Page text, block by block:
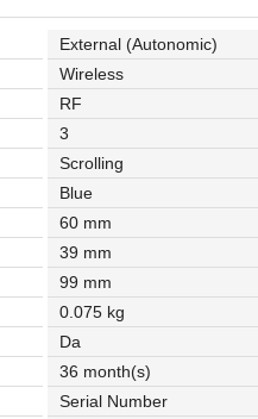
External (Autonomic)
Wireless
RF
3
Scrolling
Blue
60 mm
39 mm
99 mm
0.075 kg
Da
36 month(s)
Serial Number